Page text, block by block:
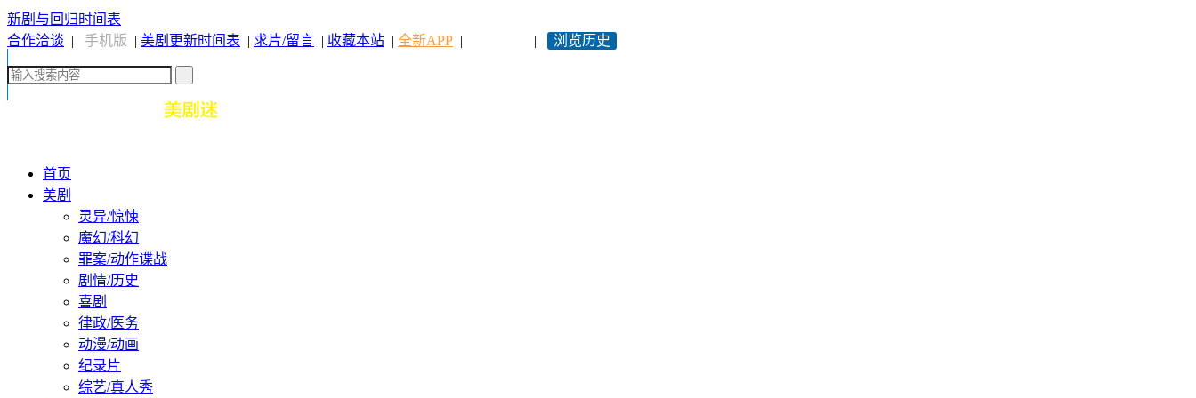
新剧与回归时间表
合作洽谈 | 手机版 | 美剧更新时间表 | 求片/留言 | 收藏本站 | 全新APP | | 浏览历史
首页
美剧
灵异/惊悚
魔幻/科幻
罪案/动作谍战
剧情/历史
喜剧
律政/医务
动漫/动画
纪录片
综艺/真人秀